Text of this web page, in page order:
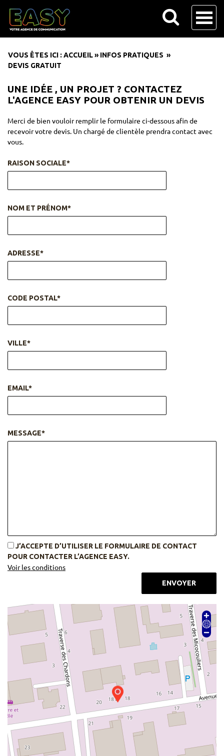
VOUS ÊTES ICI : ACCUEIL» INFOS PRATIQUES »
DEVIS GRATUIT
UNE IDÉE , UN PROJET ? CONTACTEZ
L'AGENCE EASY POUR OBTENIR UN DEVIS
Merci de bien vouloir remplir le formulaire ci-dessous afin de
recevoir votre devis. Un chargé de clientèle prendra contact avec
vous.
RAISON SOCIALE*
NOM ET PRÉNOM*
ADRESSE*
CODE POSTAL*
VILLE*
EMAIL*
MESSAGE*
J’ACCEPTE D’UTILISER LE FORMULAIRE DE CONTACT
POUR CONTACTER L’AGENCE EASY.
Voir les conditions